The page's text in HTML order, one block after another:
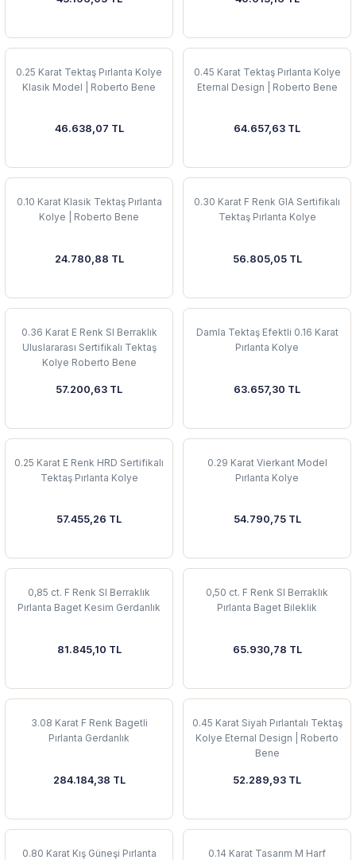
0.25 Karat Tektaş Pırlanta Kolye
Klasik Model | Roberto Bene
46.638,07 TL
0.45 Karat Tektaş Pırlanta Kolye
Eternal Design | Roberto Bene
64.657,63 TL
0.10 Karat Klasik Tektaş Pırlanta
Kolye | Roberto Bene
24.780,88 TL
0.30 Karat F Renk GIA Sertifikalı
Tektaş Pırlanta Kolye
56.805,05 TL
0.36 Karat E Renk SI Berraklık
Uluslararası Sertifikalı Tektaş
Kolye Roberto Bene
57.200,63 TL
Damla Tektaş Efektli 0.16 Karat
Pırlanta Kolye
63.657,30 TL
0.25 Karat E Renk HRD Sertifikalı
Tektaş Pırlanta Kolye
57.455,26 TL
0.29 Karat Vierkant Model
Pırlanta Kolye
54.790,75 TL
0,85 ct. F Renk SI Berraklık
Pırlanta Baget Kesim Gerdanlık
81.845,10 TL
0,50 ct. F Renk SI Berraklık
Pırlanta Baget Bileklik
65.930,78 TL
3.08 Karat F Renk Bagetli
Pırlanta Gerdanlık
284.184,38 TL
0.45 Karat Siyah Pırlantalı Tektaş
Kolye Eternal Design | Roberto
Bene
52.289,93 TL
0.80 Karat Kış Güneşi Pırlanta
0.14 Karat Tasarım M Harf